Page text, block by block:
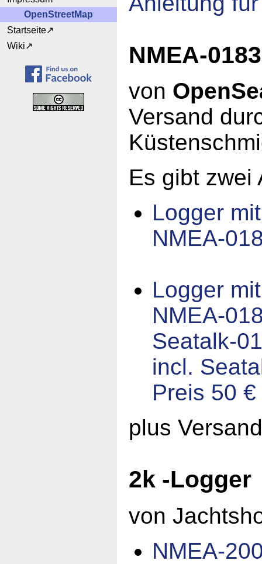
OpenStreetMap
Startseite
Wiki
NMEA-
von
Versand
Es gibt zwei
Logger
NMEA-
Logger
NMEA-
Seatalk-
incl.
Preis 50 €
plus Versand
2k -Logger
von
NMEA-